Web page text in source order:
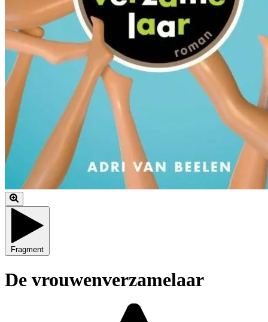
Fragment
De vrouwenverzamelaar